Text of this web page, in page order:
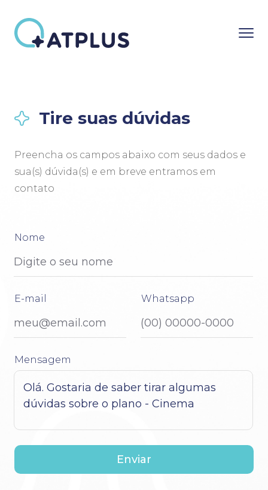
Tire suas dúvidas
Preencha os campos abaixo com seus dados e
sua(s) dúvida(s) e em breve entramos em
contato
Nome
E-mail Whatsapp
Mensagem
Enviar